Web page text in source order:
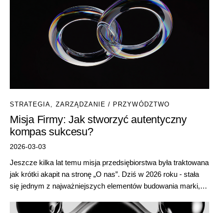
STRATEGIA ZARZĄDZANIE / PRZYWÓDZTWO
Misja Firmy: Jak stworzyć autentyczny
kompas sukcesu?
2026-03-03
Jeszcze kilka lat temu misja przedsiębiorstwa była traktowana
jak krótki akapit na stronę „O nas”. Dziś w 2026 roku - stała
się jednym z najważniejszych elementów budowania marki,…